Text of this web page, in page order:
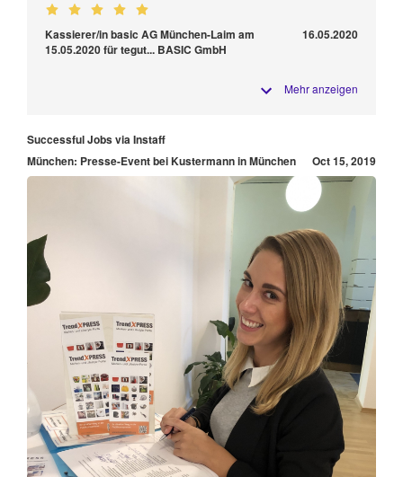
Kassierer/in basic AG München-Laim am
15.05.2020 für tegut... BASIC GmbH
16.05.2020
Mehr anzeigen
Successful Jobs via Instaff
München: Presse-Event bei Kustermann in München
Oct 15, 2019